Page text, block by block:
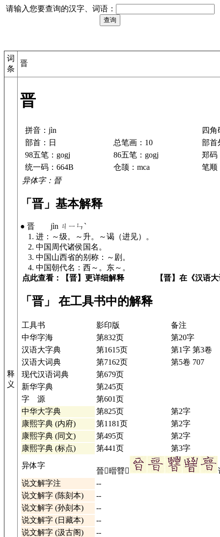
请输入您要查询的汉字、词语：
词
条
晋
释
义
晋
拼音：jìn
四角
部首：日
总笔画：10
部首
98五笔：gogj
86五笔：gogj
郑码
统一码：664B
仓颉：mca
笔顺
异体字：晉
「晋」基本解释
● 晋 jìn ㄐㄧㄣˋ
1. 进：～级。～升。～谒（进见）。
2. 中国周代诸侯国名。
3. 中国山西省的别称：～剧。
4. 中国朝代名：西～。东～。
点此查看：【晋】更详细解释
【晋】在《汉语
「晋」 在工具书中的解释
工具书 影印版
备注
中华字海
第832页
第20字
汉语大字典
第1615页
第1字 第3卷
汉语大词典
第7162页
第5卷 707
现代汉语词典
第679页
新华字典
第245页
字 源
第601页
中华大字典
第825页
第2字
康熙字典 (内府)
第1181页
第2字
康熙字典 (同文)
第495页
第2字
康熙字典 (标点)
第441页 第3字
异体字
晉𡥨㬐㬜𣌇
说文解字注
--
说文解字 (陈刻本)
--
说文解字 (孙刻本)
--
说文解字 (日藏本)
--
说文解字 (汲古阁)
--